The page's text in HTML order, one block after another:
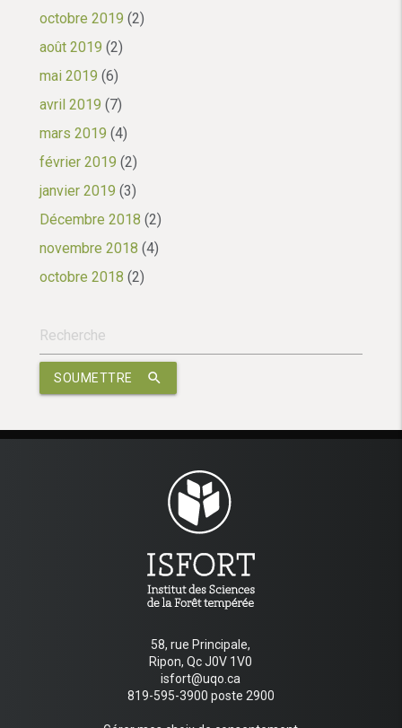
octobre 2019 (2)
août 2019 (2)
mai 2019 (6)
avril 2019 (7)
mars 2019 (4)
février 2019 (2)
janvier 2019 (3)
Décembre 2018 (2)
novembre 2018 (4)
octobre 2018 (2)
search
SOUMETTRE
58, rue Principale,
Ripon, Qc J0V 1V0
isfort@uqo.ca
819-595-3900 poste 2900